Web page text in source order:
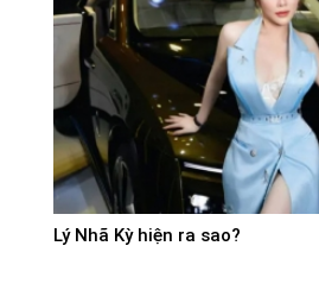
Lý Nhã Kỳ hiện ra sao?